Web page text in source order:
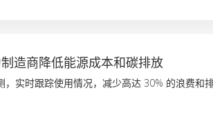
造商降低能源成本和碳排放
实时跟踪使用情况，减少高达 30% 的浪费和排